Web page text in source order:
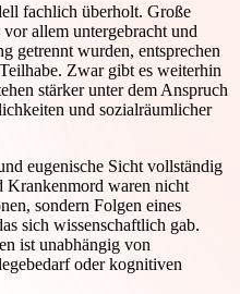
fachlich überholt. Große
allem untergebracht und
getrennt wurden, entsprechen
Zwar gibt es weiterhin
stärker unter dem Anspruch
und sozialräumlicher
eugenische Sicht vollständig
Krankenmord waren nicht
sondern Folgen eines
sich wissenschaftlich gab.
ist unabhängig von
oder kognitiven